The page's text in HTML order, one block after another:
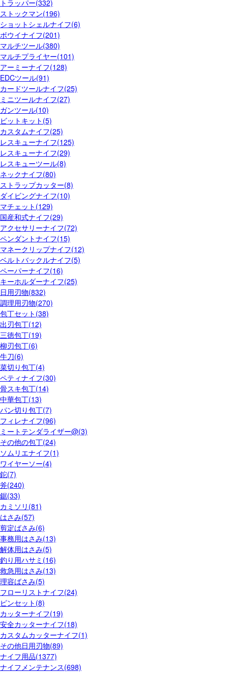
トラッパー(332)
ストックマン(196)
ショットシェルナイフ(6)
ボウイナイフ(201)
マルチツール(380)
マルチプライヤー(101)
アーミーナイフ(128)
EDCツール(91)
カードツールナイフ(25)
ミニツールナイフ(27)
ガンツール(10)
ビットキット(5)
カスタムナイフ(25)
レスキューナイフ(125)
レスキューナイフ(29)
レスキューツール(8)
ネックナイフ(80)
ストラップカッター(8)
ダイビングナイフ(10)
マチェット(129)
国産和式ナイフ(29)
アクセサリーナイフ(72)
ペンダントナイフ(15)
マネークリップナイフ(12)
ベルトバックルナイフ(5)
ペーパーナイフ(16)
キーホルダーナイフ(25)
日用刃物(832)
調理用刃物(270)
包丁セット(38)
出刃包丁(12)
三徳包丁(19)
柳刃包丁(6)
牛刀(6)
菜切り包丁(4)
ペティナイフ(30)
骨スキ包丁(14)
中華包丁(13)
パン切り包丁(7)
フィレナイフ(96)
ミートテンダライザー@(3)
その他の包丁(24)
ソムリエナイフ(1)
ワイヤーソー(4)
鉈(7)
斧(240)
鋸(33)
カミソリ(81)
はさみ(57)
剪定ばさみ(6)
事務用はさみ(13)
解体用はさみ(5)
釣り用ハサミ(16)
救急用はさみ(13)
理容ばさみ(5)
フローリストナイフ(24)
ピンセット(8)
カッターナイフ(19)
安全カッターナイフ(18)
カスタムカッターナイフ(1)
その他日用刃物(89)
ナイフ用品(1377)
ナイフメンテナンス(698)